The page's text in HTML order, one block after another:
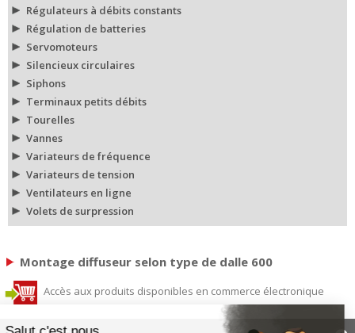
Régulateurs à débits constants
Régulation de batteries
Servomoteurs
Silencieux circulaires
Siphons
Terminaux petits débits
Tourelles
Vannes
Variateurs de fréquence
Variateurs de tension
Ventilateurs en ligne
Volets de surpression
Montage diffuseur selon type de dalle 600
Accès aux produits disponibles en commerce électronique